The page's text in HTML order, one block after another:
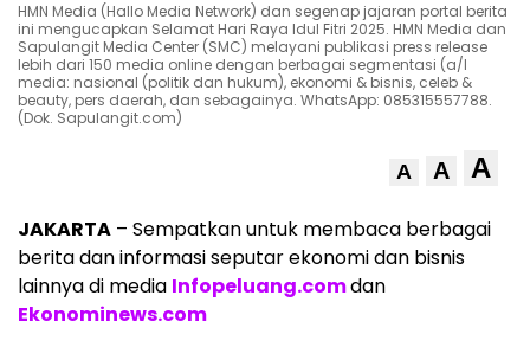
HMN Media (Hallo Media Network) dan segenap jajaran portal berita
ini mengucapkan Selamat Hari Raya Idul Fitri 2025. HMN Media dan
Sapulangit Media Center (SMC) melayani publikasi press release
lebih dari 150 media online dengan berbagai segmentasi (a/l
media: nasional (politik dan hukum), ekonomi & bisnis, celeb &
beauty, pers daerah, dan sebagainya. WhatsApp: 085315557788.
(Dok. Sapulangit.com)
A A A
JAKARTA – Sempatkan untuk membaca berbagai
berita dan informasi seputar ekonomi dan bisnis
lainnya di media Infopeluang.comdan
Ekonominews.com